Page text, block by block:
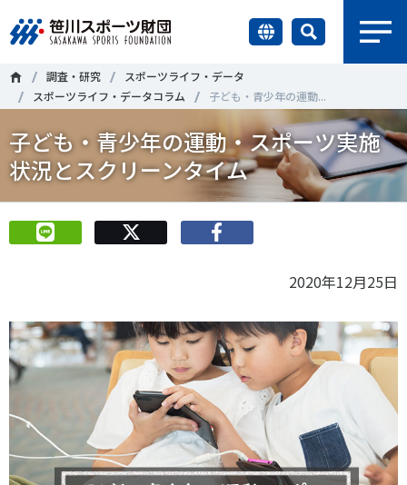
財団情報
研究員紹介
調査・研究
社会づくり
知る学ぶ
ニュース
お問い合わせ・お申し込み
＃誰が子どものスポーツをささえるのか ＃部活動
＃アクティブなまちづくり ＃日本人の身体活動と健康寿命
＃障害者スポーツ ＃スポーツ基本計画
調査・研究
スポーツライフ・データ
スポーツ白書
政策提言
調査・研究
スポーツライフ・データ
スポーツライフ・データコラム
子ども・青少年の運動...
子ども・青少年の運動・スポーツ実施
状況とスクリーンタイム
2020年12月25日